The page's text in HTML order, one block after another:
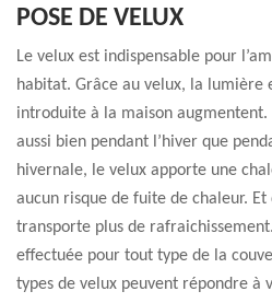
POSE DE VELUX
Le velux est indispensable pour
habitat. Grâce au velux, la
introduite à la maison
aussi bien pendant l’hiver que
hivernale, le velux apporte une
aucun risque de fuite de chaleur. Et
transporte plus de
effectuée pour tout type de la
types de velux peuvent répondre à